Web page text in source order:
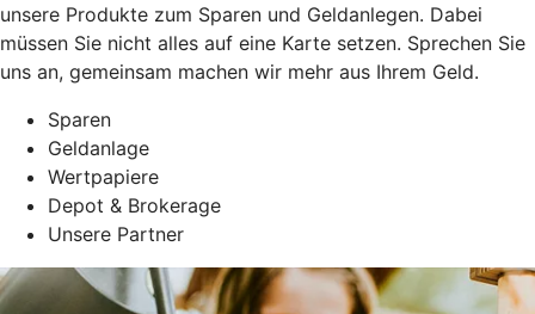
unsere Produkte zum Sparen und Geldanlegen. Dabei
müssen Sie nicht alles auf eine Karte setzen. Sprechen Sie
uns an, gemeinsam machen wir mehr aus Ihrem Geld.
Sparen
Geldanlage
Wertpapiere
Depot & Brokerage
Unsere Partner